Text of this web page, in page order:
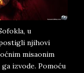
u
njihovi
misaonim
izvode. Pomoću